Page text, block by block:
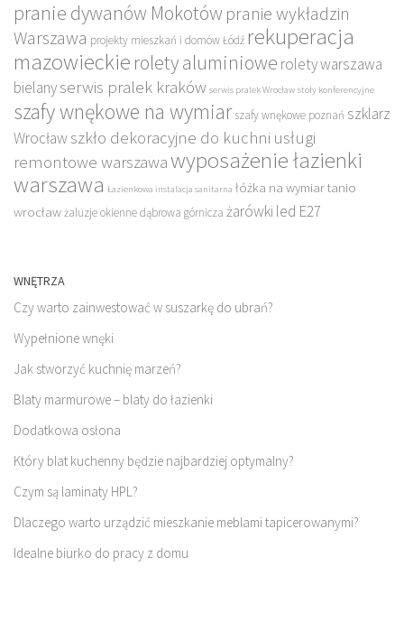
pranie dywanów Mokotów pranie wykładzin
Warszawa projekty mieszkań i domów Łódź rekuperacja
mazowieckie rolety aluminiowe rolety warszawa
bielanyserwis pralek kraków serwis pralek Wrocław stoły konferencyjne
szafy wnękowe na wymiar szafy wnękowe poznań szklarz
Wrocław szkło dekoracyjne do kuchni usługi
remontowe warszawawyposażenie łazienki
warszawa Łazienkowa instalacja sanitarna łóżka na wymiar tanio
wrocławżaluzje okienne dąbrowa górnicza żarówki led E27
WNĘTRZA
Czy warto zainwestować w suszarkę do ubrań?
Wypełnione wnęki
Jak stworzyć kuchnię marzeń?
Blaty marmurowe – blaty do łazienki
Dodatkowa osłona
Który blat kuchenny będzie najbardziej optymalny?
Czym są laminaty HPL?
Dlaczego warto urządzić mieszkanie meblami tapicerowanymi?
Idealne biurko do pracy z domu